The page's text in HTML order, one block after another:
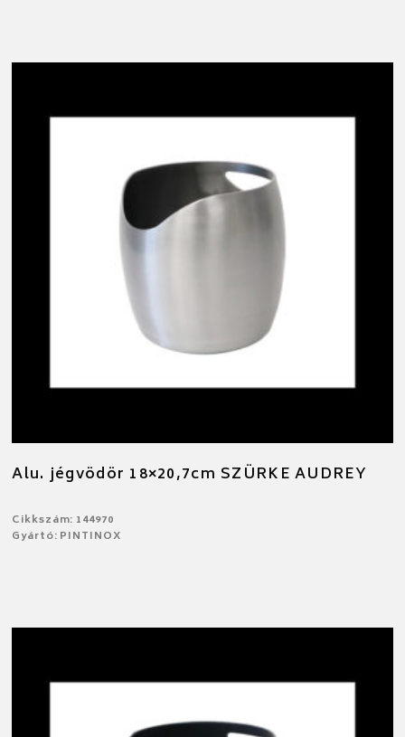
Alu. jégvödör 18×20,7cm SZÜRKE AUDREY
Cikkszám: 144970
Gyártó: PINTINOX